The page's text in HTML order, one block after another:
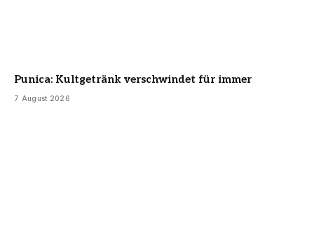
Punica: Kultgetränk verschwindet für immer
7 August 2026